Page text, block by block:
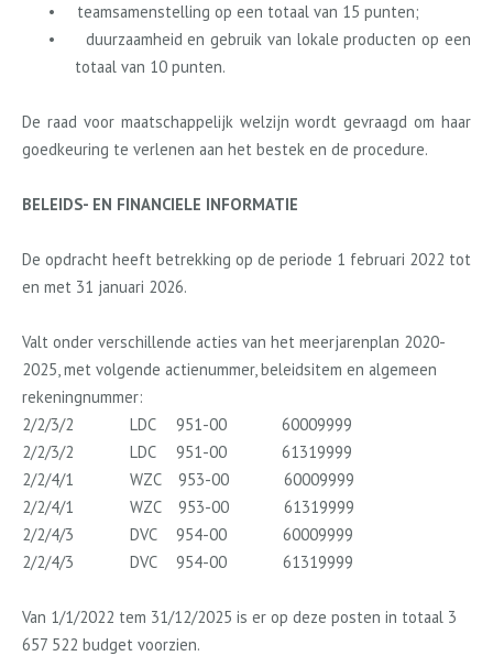
•
teamsamenstelling op een totaal van 15 punten;
•
duurzaamheid en gebruik van lokale producten op een
totaal van 10 punten.
De raad voor maatschappelijk welzijn wordt gevraagd om haar
goedkeuring te verlenen aan het bestek en de procedure.
BELEIDS- EN FINANCIELE INFORMATIE
De opdracht heeft betrekking op de periode 1 februari 2022 tot
en met 31 januari 2026.
Valt onder verschillende acties van het meerjarenplan 2020-
2025, met volgende actienummer, beleidsitem en algemeen
rekeningnummer:
2/2/3/2
LDC 951-00
60009999
2/2/3/2
LDC 951-00
61319999
2/2/4/1
WZC 953-00
60009999
2/2/4/1
WZC 953-00
61319999
2/2/4/3
DVC 954-00
60009999
2/2/4/3
DVC 954-00 61319999
Van 1/1/2022 tem 31/12/2025 is er op deze posten in totaal 3
657 522 budget voorzien.